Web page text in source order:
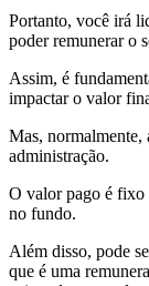
Portanto, você irá
poder remunerar o
Assim, é
impactar o valor
Mas, normalmente,
administração.
O valor pago é fixo
no fundo.
Além disso, pode
que é uma